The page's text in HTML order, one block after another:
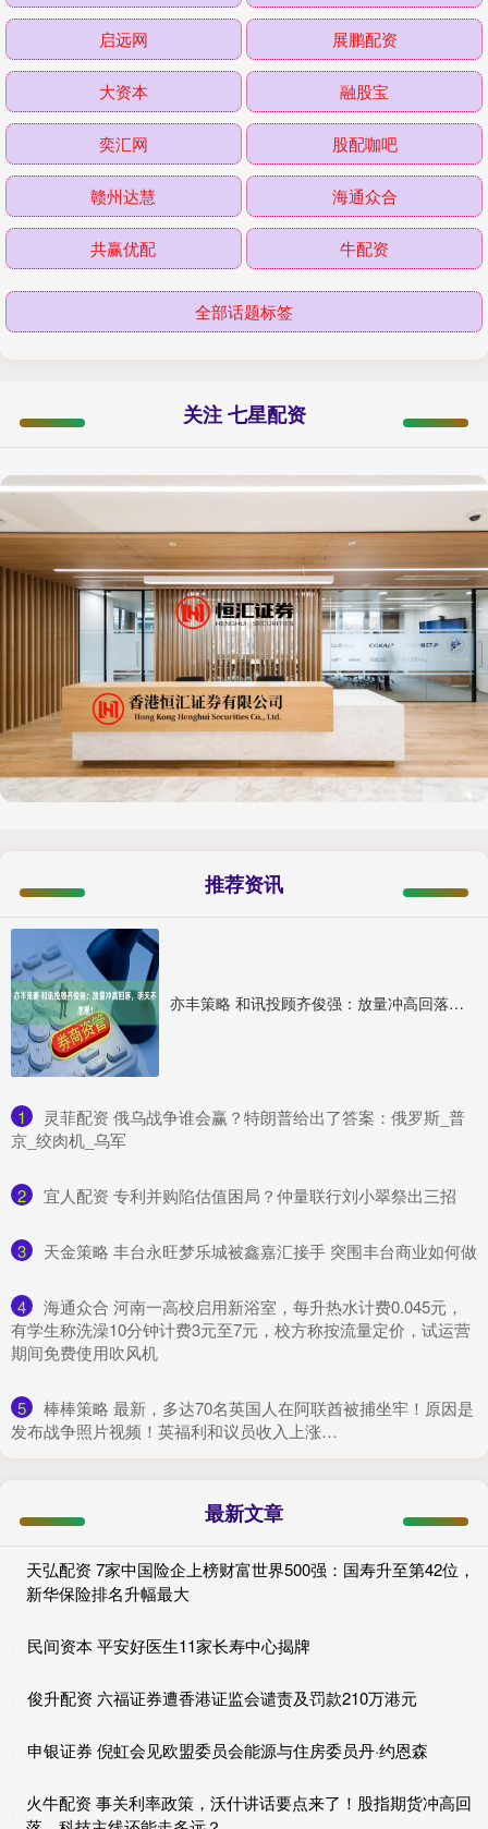
启远网 展鹏配资
大资本 融股宝
奕汇网 股配咖吧
赣州达慧 海通众合
共赢优配 牛配资
全部话题标签
关注 七星配资
推荐资讯
亦丰策略 和讯投顾齐俊强：放量冲高回落，明天不悲观！
1
​灵菲配资 俄乌战争谁会赢？特朗普给出了答案：俄罗斯_普
京_绞肉机_乌军
2 ​宜人配资 专利并购陷估值困局？仲量联行刘小翠祭出三招
3 ​天金策略 丰台永旺梦乐城被鑫嘉汇接手 突围丰台商业如何做
4
​海通众合 河南一高校启用新浴室，每升热水计费0.045元，
有学生称洗澡10分钟计费3元至7元，校方称按流量定价，试运营
期间免费使用吹风机
5
​棒棒策略 最新，多达70名英国人在阿联酋被捕坐牢！原因是
发布战争照片视频！英福利和议员收入上涨…
最新文章
天弘配资 7家中国险企上榜财富世界500强：国寿升至第42位，
新华保险排名升幅最大
民间资本 平安好医生11家长寿中心揭牌
俊升配资 六福证券遭香港证监会谴责及罚款210万港元
申银证券 倪虹会见欧盟委员会能源与住房委员丹·约恩森
火牛配资 事关利率政策，沃什讲话要点来了！股指期货冲高回